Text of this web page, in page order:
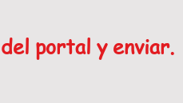
portal y enviar.